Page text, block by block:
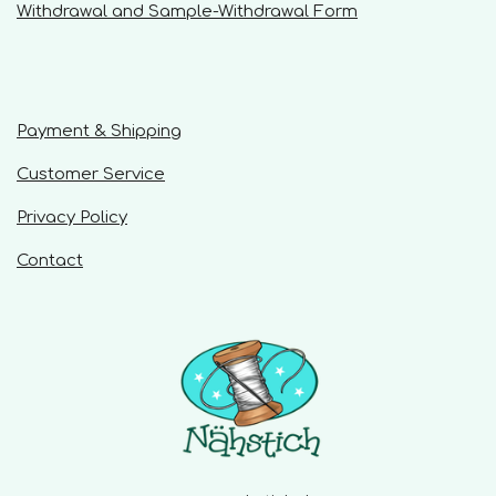
0
r
n
Withdrawal and Sample-Withdrawal Form
Payment & Shipping
Customer Service
Privacy Policy
Contact